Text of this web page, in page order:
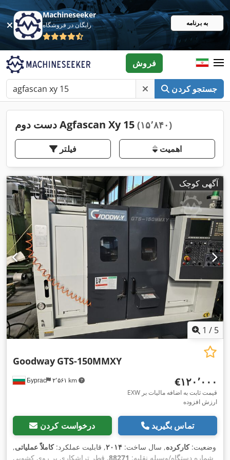
Machineseeker
رایگان در فروشگاه به برنامه
جستجو کردن
فروش
دست دوم Agfascan Xy 15 (۱۵٬۸۴۰)
فیلتر اهمیت
آگهی کوچک
1 / 5
Бургас ۲٬۵۶۱ km
Goodway GTS-150MMXY
‎€۱۲۰٬۰۰۰
EXW قیمت ثابت به اضافه مالیات بر
ارزش افزوده
درخواست کردن تماس بگیرید
وضعیت:کارکرده, سال ساخت: ۲۰۱۴, قابلیت عملکرد:کاملاً عملیاتی,
شماره دستگاه/وسیله نقلیه: 88271, قطر تراشکاری بر روی کشویی